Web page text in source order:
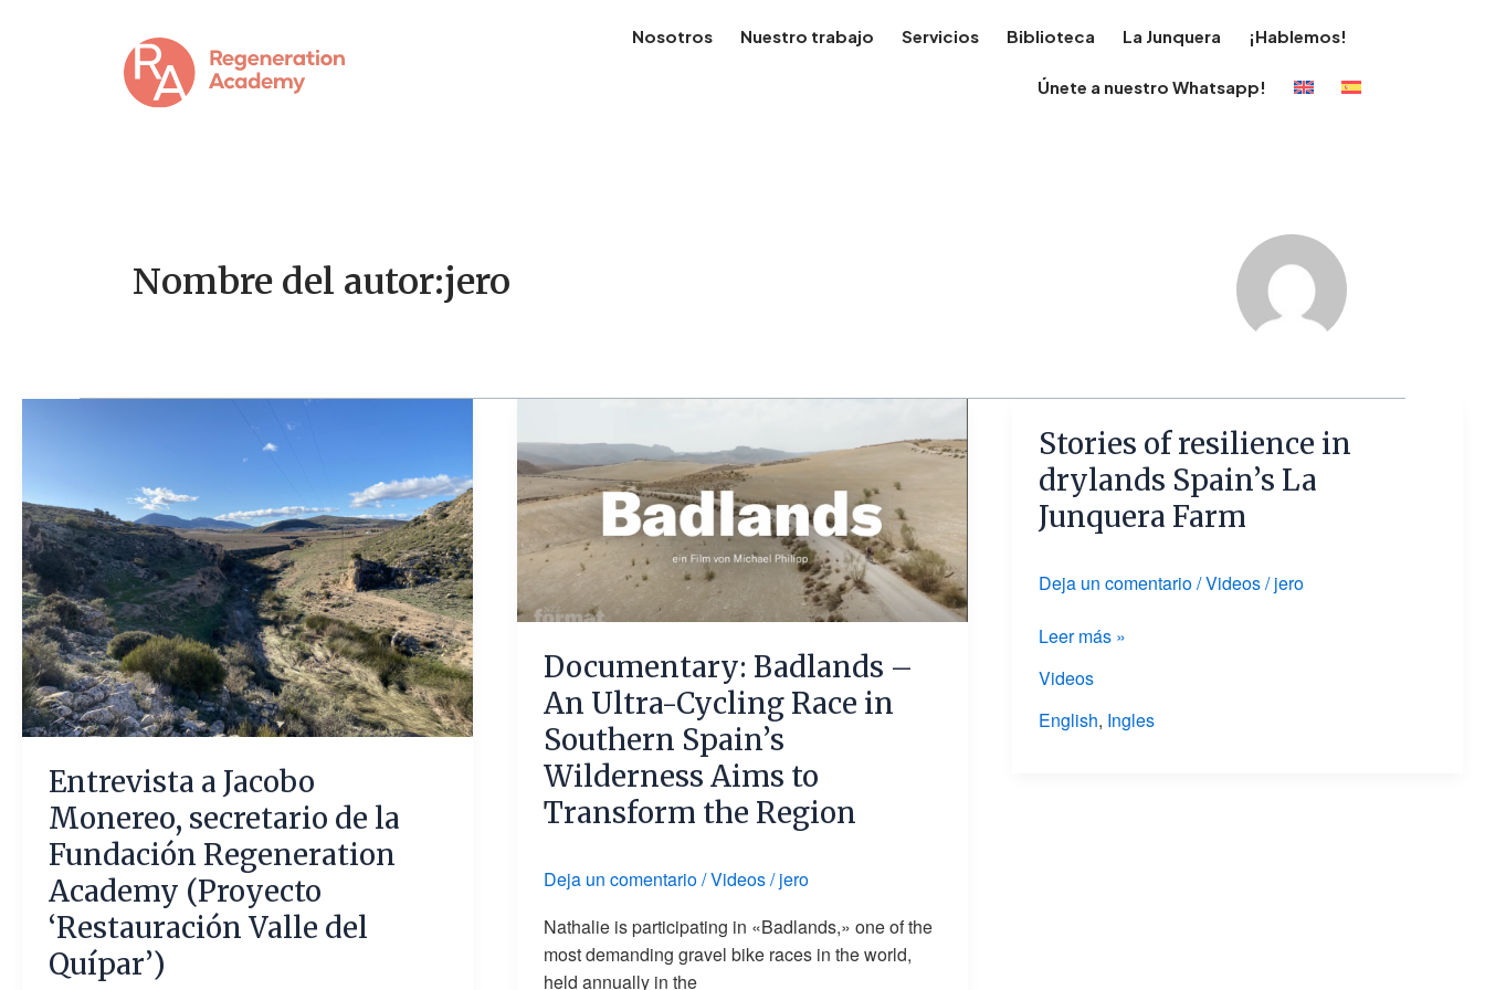
Nosotros Nuestro trabajo Servicios Biblioteca La Junquera ¡Hablemos!
Únete a nuestro Whatsapp!
Nombre del autor:jero
Entrevista a Jacobo
Monereo, secretario de la
Fundación Regeneration
Academy (Proyecto
‘Restauración Valle del
Quípar’)
secretario
de
la
Fundación
Regeneration
Academy
(Proyecto
‘Restauración
Valle
del
Quípar’)
Documentary: Badlands –
An Ultra-Cycling Race in
Southern Spain’s
Wilderness Aims to
Transform the Region
Deja un comentario/Videos/jero
Nathalie is participating in «Badlands,» one of the
most demanding gravel bike races in the world,
held annually in the
Badlands
–
An
Ultra-
Cycling
Race
in
Spain’s
Wilderness
Aims
to
Transform
the
Region
Stories of resilience in
drylands Spain’s La
Junquera Farm
Deja un comentario/Videos/jero
Stories
of
resilience
in
Spain’s
Junquera
Leer más »
Videos
English, Ingles